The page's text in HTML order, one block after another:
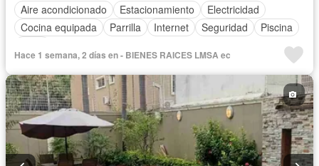
Aire acondicionado
Estacionamiento
Electricidad
Cocina equipada
Parrilla Internet Seguridad
Piscina
Hace 1 semana, 2 días en - BIENES RAICES LMSA ec